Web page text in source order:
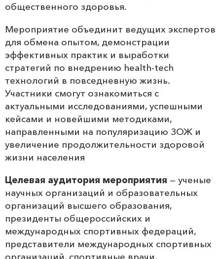
общественного здоровья.
Мероприятие объединит ведущих экспертов
для обмена опытом, демонстрации
эффективных практик и выработки
стратегий по внедрению health-tech
технологий в повседневную жизнь.
Участники смогут ознакомиться с
актуальными исследованиями, успешными
кейсами и новейшими методиками,
направленными на популяризацию ЗОЖ и
увеличение продолжительности здоровой
жизни населения
Целевая аудитория мероприятия — ученые
научных организаций и образовательных
организаций высшего образования,
президенты общероссийских и
международных спортивных федераций,
представители международных спортивных
организаций, спортивные врачи,